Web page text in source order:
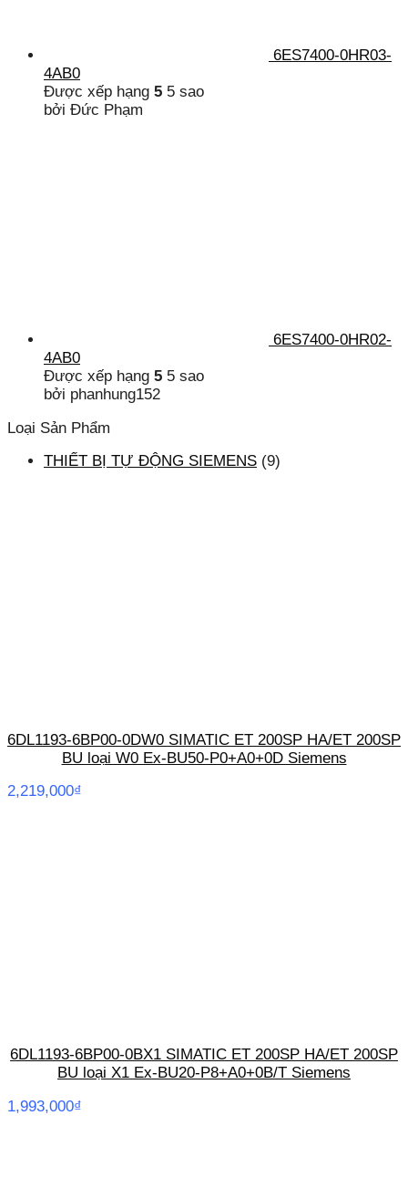
6ES7400-0HR03-
4AB0
Được xếp hạng 5 5 sao
bởi Đức Phạm
6ES7400-0HR02-
4AB0
Được xếp hạng 5 5 sao
bởi phanhung152
Loại Sản Phẩm
THIẾT BỊ TỰ ĐỘNG SIEMENS (9)
6DL1193-6BP00-0DW0 SIMATIC ET 200SP HA/ET 200SP
BU loại W0 Ex-BU50-P0+A0+0D Siemens
2,219,000₫
6DL1193-6BP00-0BX1 SIMATIC ET 200SP HA/ET 200SP
BU loại X1 Ex-BU20-P8+A0+0B/T Siemens
1,993,000₫